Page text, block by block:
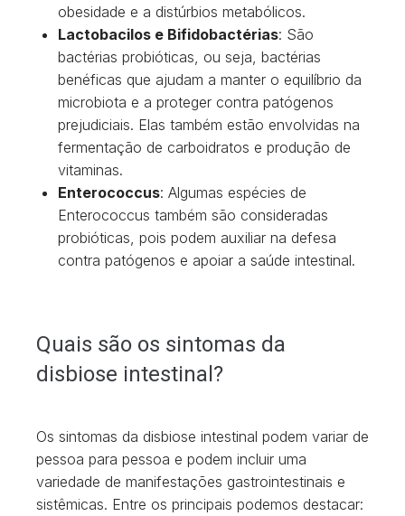
obesidade e a distúrbios metabólicos.
Lactobacilos e Bifidobactérias: São
bactérias probióticas, ou seja, bactérias
benéficas que ajudam a manter o equilíbrio da
microbiota e a proteger contra patógenos
prejudiciais. Elas também estão envolvidas na
fermentação de carboidratos e produção de
vitaminas.
Enterococcus: Algumas espécies de
Enterococcus também são consideradas
probióticas, pois podem auxiliar na defesa
contra patógenos e apoiar a saúde intestinal.
Quais são os sintomas da
disbiose intestinal?
Os sintomas da disbiose intestinal podem variar de
pessoa para pessoa e podem incluir uma
variedade de manifestações gastrointestinais e
sistêmicas. Entre os principais podemos destacar: